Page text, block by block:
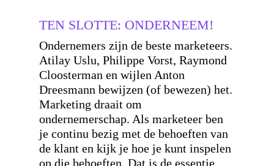
TEN SLOTTE: ONDERNEEM!
Ondernemers zijn de beste marketeers.
Atilay Uslu, Philippe Vorst, Raymond
Cloosterman en wijlen Anton
Dreesmann bewijzen (of bewezen) het.
Marketing draait om
ondernemerschap. Als marketeer ben
je continu bezig met de behoeften van
de klant en kijk je hoe je kunt inspelen
op die behoeften. Dat is de essentie